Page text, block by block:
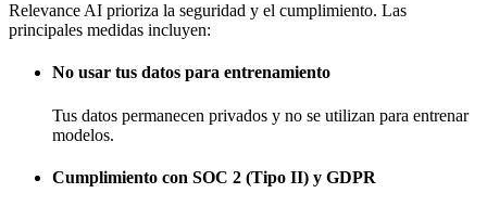
Relevance AI prioriza la seguridad y el cumplimiento. Las
principales medidas incluyen:
No usar tus datos para entrenamiento
Tus datos permanecen privados y no se utilizan para entrenar
modelos.
Cumplimiento con SOC 2 (Tipo II) y GDPR